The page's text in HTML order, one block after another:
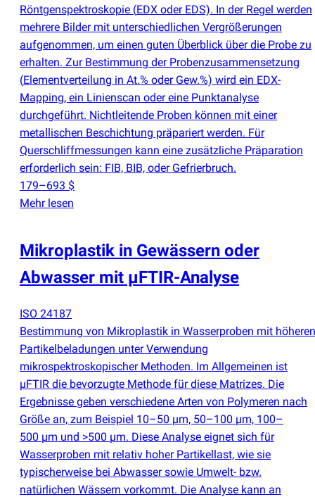
Röntgenspektroskopie (EDX oder EDS). In der Regel werden
mehrere Bilder mit unterschiedlichen Vergrößerungen
aufgenommen, um einen guten Überblick über die Probe zu
erhalten. Zur Bestimmung der Probenzusammensetzung
(Elementverteilung in At.% oder Gew.%) wird ein EDX-
Mapping, ein Linienscan oder eine Punktanalyse
durchgeführt. Nichtleitende Proben können mit einer
metallischen Beschichtung präpariert werden. Für
Querschliffmessungen kann eine zusätzliche Präparation
erforderlich sein: FIB, BIB, oder Gefrierbruch.
179–693 $
Mehr lesen
Mikroplastik in Gewässern oder
Abwasser mit µFTIR-Analyse
ISO 24187
Bestimmung von Mikroplastik in Wasserproben mit höheren
Partikelbeladungen unter Verwendung
mikrospektroskopischer Methoden. Im Allgemeinen ist
µFTIR die bevorzugte Methode für diese Matrizes. Die
Ergebnisse geben verschiedene Arten von Polymeren nach
Größe an, zum Beispiel 10–50 µm, 50–100 µm, 100–
500 µm und >500 µm. Diese Analyse eignet sich für
Wasserproben mit relativ hoher Partikellast, wie sie
typischerweise bei Abwasser sowie Umwelt- bzw.
natürlichen Wässern vorkommt. Die Analyse kann an